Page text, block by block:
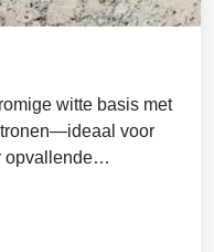
witte basis met
voor
opvallende
beweging is het